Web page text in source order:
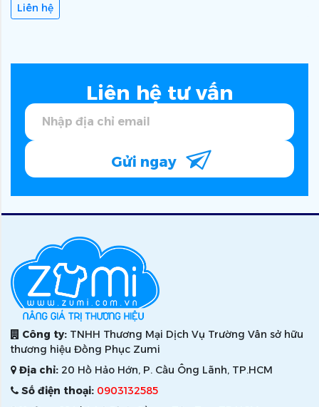
Liên hệ
Liên hệ tư vấn
Gửi ngay
Công ty: TNHH Thương Mại Dịch Vụ Trường Vân sở hữu
thương hiệu Đồng Phục Zumi
Địa chỉ: 20 Hồ Hảo Hớn, P. Cầu Ông Lãnh, TP.HCM
Số điện thoại: 0903132585